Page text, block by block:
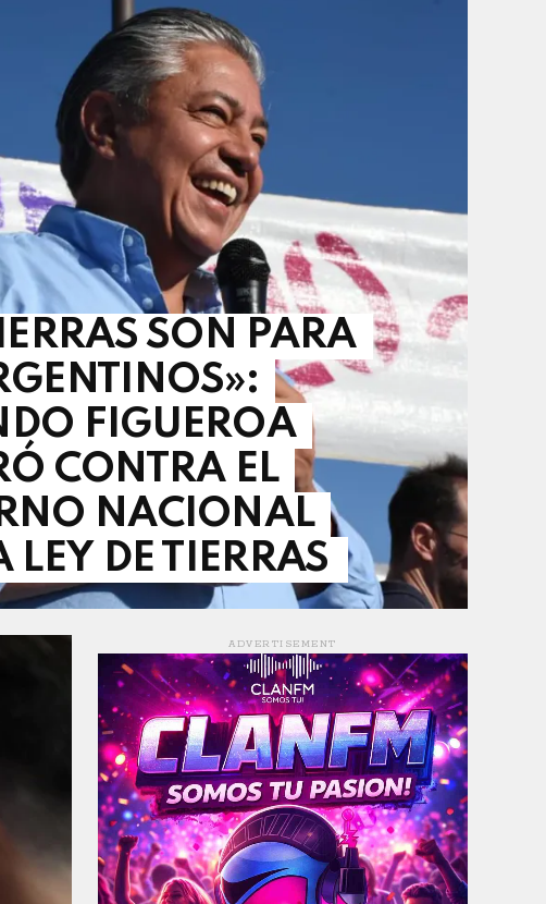
SON PARA
FIGUEROA
CONTRA EL
NACIONAL
LEY DE TIERRAS
ADVERTISEMENT